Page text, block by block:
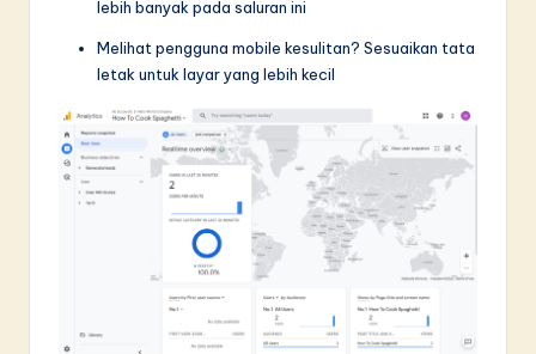
lebih banyak pada saluran ini
Melihat pengguna mobile kesulitan? Sesuaikan tata
letak untuk layar yang lebih kecil